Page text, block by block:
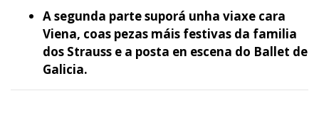
A segunda parte suporá unha viaxe cara
Viena, coas pezas máis festivas da familia
dos Strauss e a posta en escena do Ballet de
Galicia.